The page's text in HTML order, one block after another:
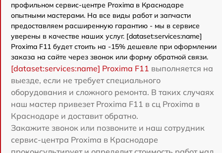
профильном сервис-центре Proxima в Краснодаре
опытными мастерами. На все виды работ и запчасти
предоставляем расширенную гарантию - мы в сервисе
уверены в качестве наших услуг. [dataset:services:name]
Proxima F11 будет стоить на -15% дешевле при оформлении
заказа на сайте через звонок или форму обратной связи.
[dataset:services:name] Proxima F11 выполняется на
выезде, если не требует специального
оборудования и сложного ремонта. В таких случаях
наш мастер привезет Proxima F11 в сц Proxima в
Краснодаре и доставит обратно.
Закажите звонок или позвоните и наш сотрудник
сервис-центра Proxima в Краснодаре